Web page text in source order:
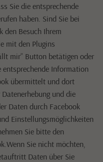
Sie die entsprechende
haben. Sind Sie bei
den Besuch Ihrem
mit den Plugins
mir” Button betätigen oder
Information
übermittelt und dort
und die
Daten durch Facebook
Einstellungsmöglichkeiten
Sie bitte den
Sie nicht möchten,
Daten über Sie